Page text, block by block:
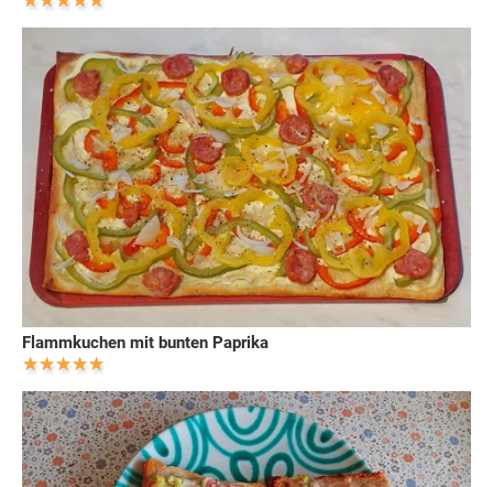
Flammkuchen mit bunten Paprika